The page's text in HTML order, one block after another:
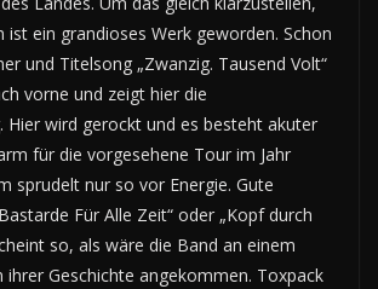
ist ein grandioses Werk geworden. Schon
und Titelsong „Zwanzig. Tausend Volt“
vorne und zeigt hier die
Hier wird gerockt und es besteht akuter
für die vorgesehene Tour im Jahr
sprudelt nur so vor Energie. Gute
Für Alle Zeit“ oder „Kopf durch
so, als wäre die Band an einem
ihrer Geschichte angekommen. Toxpack